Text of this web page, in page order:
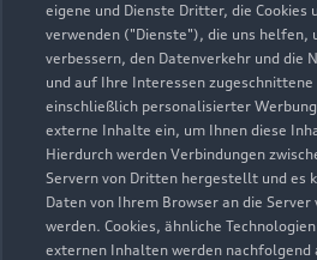
eigene und Dienste Dritter, die Cookies
verwenden ("Dienste"), die uns helfen,
verbessern, den Datenverkehr und die
und auf Ihre Interessen
einschließlich personalisierter
externe Inhalte ein, um Ihnen diese
Hierdurch werden Verbindungen
Servern von Dritten hergestellt und es
Daten von Ihrem Browser an die
werden. Cookies, ähnliche
externen Inhalten werden nachfolgend
Teile- & Zubehörverkauf
Geschlossen,öffnet am